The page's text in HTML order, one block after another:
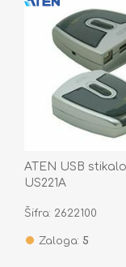
ATEN USB stikalo
US221A
Šifra: 2622100
Zaloga: 5